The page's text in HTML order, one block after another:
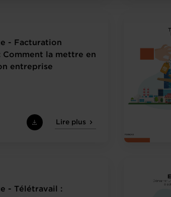
- Facturation
Comment la mettre en
entreprise
Lire plus
- Télétravail :